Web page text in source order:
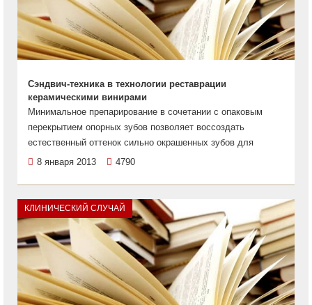
Сэндвич-техника в технологии реставрации
керамическими винирами
Минимальное препарирование в сочетании с опаковым
перекрытием опорных зубов позволяет воссоздать
естественный оттенок сильно окрашенных зубов для
8 января 2013
4790
КЛИНИЧЕСКИЙ СЛУЧАЙ